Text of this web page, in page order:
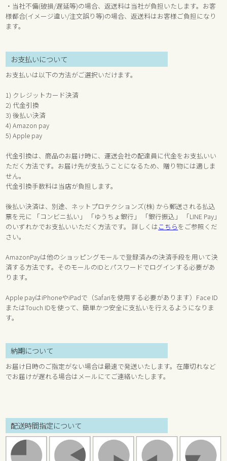
・当社不備(破損/遅延等)の場合、返送料は当社が負担いたします。お客
様都合(イメージ違い/注文誤り等)の場合、返送料はお客様ご負担になり
ます。
お支払いについて
お支払いは以下の方法がご選択いだけます。
1) クレジットカード決済
2) 代金引換
3) 後払い決済
4) Amazon pay
5) Apple pay
代金引換は、商品のお届け時に、運送会社の配達員に代金をお支払いい
ただく方法です。お届け先が支払うことになるため、贈り物には適しま
せん。
代金引換手数料は当店が負担します。
後払い決済は、別途、ネットプロテクションズ(株) から郵送される払込
票を元に 「コンビニ払い」 「ゆうちょ銀行」 「銀行振込」 「LINE Pay」
のいずれかでお支払いいただく方法です。 詳しくはこちらをご参照くだ
さい。
AmazonPayは他のショッピングモールで登録済みの決済手段を用いて決
済する方法です。そのモールのIDとパスワードでログインする必要があ
ります。
Apple payはiPhoneやiPadで（Safariを使用する必要があります）Face ID
またはTouch IDを使って、簡単かつ安全に支払いを行えるようになりま
す。
納期について
お届け日時のご指定がない場合は最速で発送いたします。在庫切れなど
でお届けが遅れる場合はメールにてご連絡いたします。
配送時間指定について